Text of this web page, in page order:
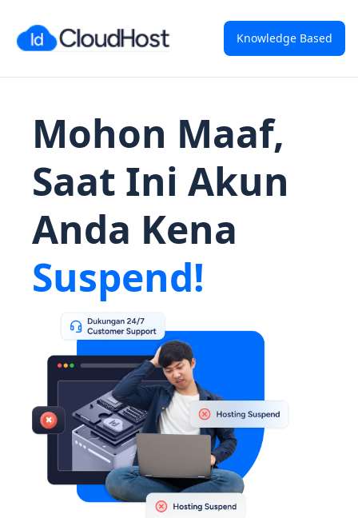
Knowledge Based
Mohon Maaf,
Saat Ini Akun
Anda Kena
Suspend!